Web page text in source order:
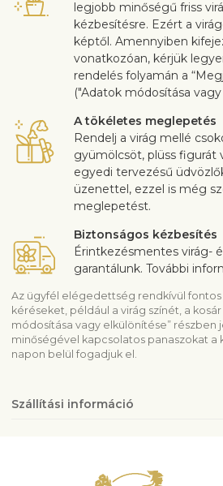
legjobb minőségű friss
kézbesítésre. Ezért a
képtől. Amennyiben
vonatkozóan, kérjük
rendelés folyamán a
("Adatok módosítása
A tökéletes meglepetés
Rendelj a virág mellé
gyümölcsöt, plüss figurát
egyedi tervezésű
üzenettel, ezzel is még
meglepetést.
Biztonságos kézbesítés
Érintkezésmentes virág-
garantálunk. További
Az ügyfél elégedettség rendkívül fontos
kéréseket, például a virág színét, a
módosítása vagy elkülönítése” részben
minőségével kapcsolatos panaszokat a
napon belül fogadjuk el.
Szállítási információ